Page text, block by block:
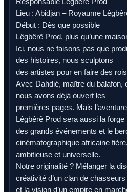
Lieu : Abidjan – Royaume
Début : Dès que possible
Lêgbêrê Prod, plus qu’une
Ici, nous ne faisons pas que
des histoires, nous sculptons
des artistes pour en faire des
Avec Dahdié, maître du balafon,
nous avons déjà ouvert les
premières pages. Mais
Lêgbêrê Prod sera aussi la forge
des grands événements et le
cinématographique africaine fière,
ambitieuse et universelle.
Notre originalité ? Mélanger la
créativité d’un clan de chasseurs
et la vision d’un empire en